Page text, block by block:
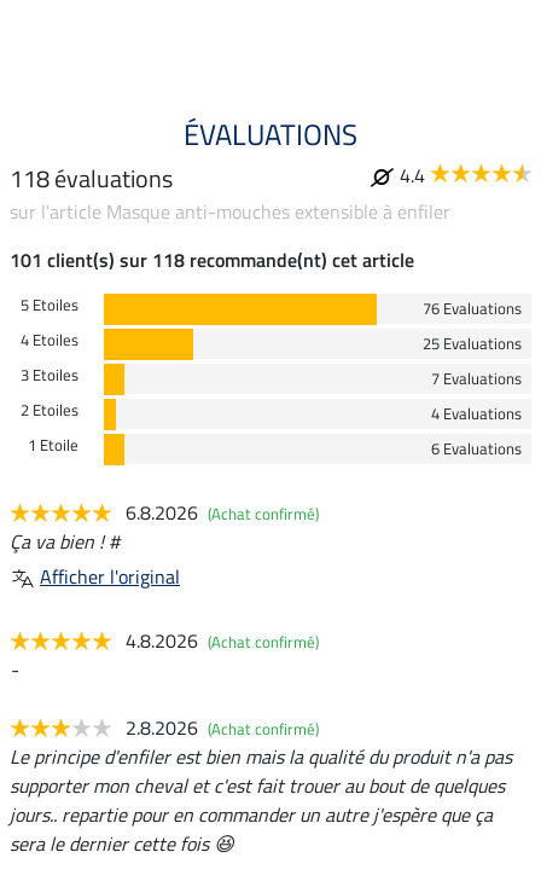
ÉVALUATIONS
118 évaluations
4.4
sur l'article Masque anti-mouches extensible à enfiler
101 client(s) sur 118 recommande(nt) cet article
5 Etoiles
76 Evaluations
4 Etoiles
25 Evaluations
3 Etoiles
7 Evaluations
2 Etoiles
4 Evaluations
1 Etoile
6 Evaluations
6.8.2026 (Achat confirmé)
Ça va bien ! #
Afficher l'original
4.8.2026 (Achat confirmé)
-
2.8.2026 (Achat confirmé)
Le principe d'enfiler est bien mais la qualité du produit n'a pas
supporter mon cheval et c'est fait trouer au bout de quelques
jours.. repartie pour en commander un autre j'espère que ça
sera le dernier cette fois 😆